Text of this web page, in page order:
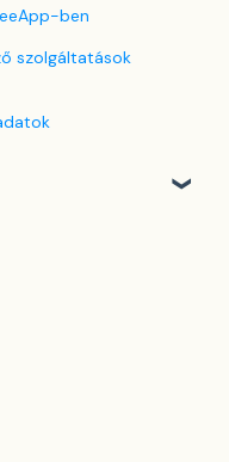
ben
szolgáltatások